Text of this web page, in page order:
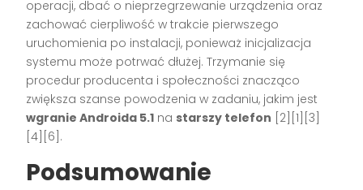
operacji, dbać o nieprzegrzewanie urządzenia oraz
zachować cierpliwość w trakcie pierwszego
uruchomienia po instalacji, ponieważ inicjalizacja
systemu może potrwać dłużej. Trzymanie się
procedur producenta i społeczności znacząco
zwiększa szanse powodzenia w zadaniu, jakim jest
wgranie Androida 5.1 na starszy telefon [2][1][3]
[4][6].
Podsumowanie